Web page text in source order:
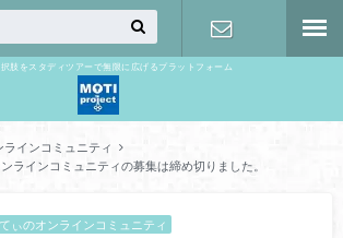
択肢をスタディツアーで無限に広げるプラットフォーム
ラインコミュニティ
ラインコミュニティの募集は締め切りました。
ぃのオンラインコミュニティ